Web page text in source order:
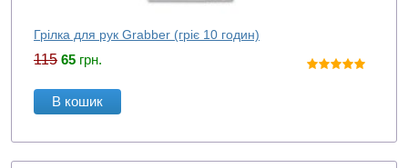
Грілка для рук Grabber (гріє 10 годин)
115 65 грн.
В кошик